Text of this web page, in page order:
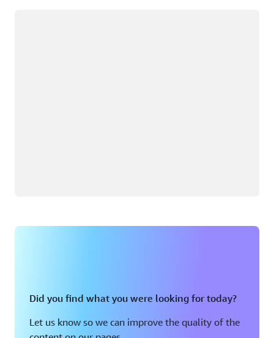
Did you find what you were looking for today?
Let us know so we can improve the quality of the